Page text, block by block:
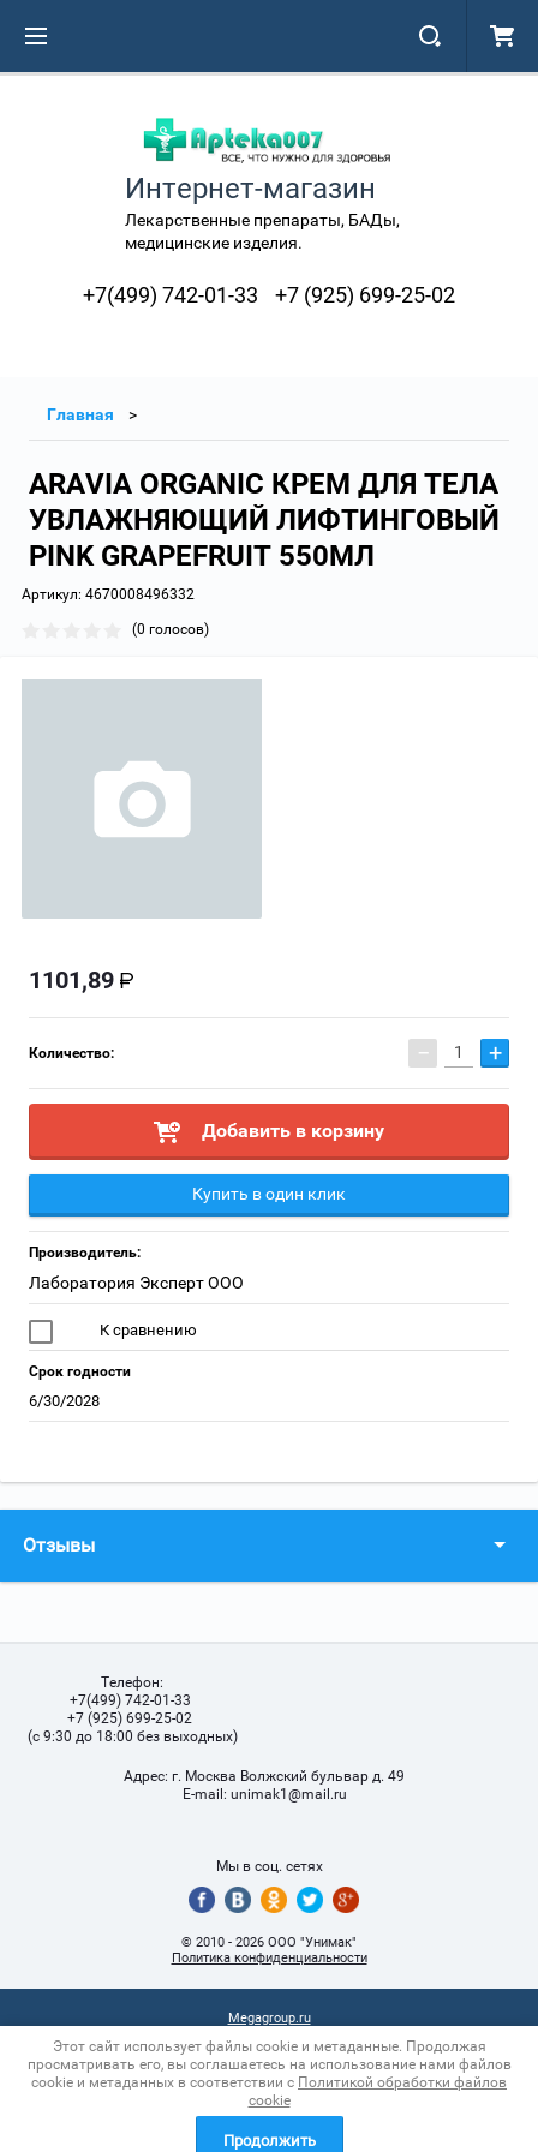
Интернет-магазин
Лекарственные препараты, БАДы,
медицинские изделия.
+7(499) 742-01-33 +7 (925) 699-25-02
Главная
ARAVIA ORGANIC КРЕМ ДЛЯ ТЕЛА
УВЛАЖНЯЮЩИЙ ЛИФТИНГОВЫЙ
PINK GRAPEFRUIT 550МЛ
Артикул: 4670008496332
(0 голосов)
1101,89
Количество: − +
Добавить в корзину
Купить в один клик
Производитель:
Лаборатория Эксперт ООО
К сравнению
Срок годности
6/30/2028
Отзывы
Телефон:
+7(499) 742-01-33
+7 (925) 699-25-02
(с 9:30 до 18:00 без выходных)
Адрес: г. Москва Волжский бульвар д. 49
Е-mail: unimak1@mail.ru
Мы в соц. сетях
© 2010 - 2026 ООО "Унимак"
Политика конфиденциальности
Megagroup.ru
Этот сайт использует файлы cookie и метаданные. Продолжая
просматривать его, вы соглашаетесь на использование нами файлов
cookie и метаданных в соответствии с Политикой обработки файлов
cookie
Продолжить